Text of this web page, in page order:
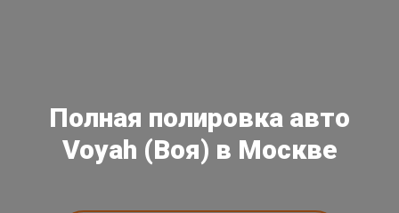
Полная полировка авто
Voyah (Воя) в Москве